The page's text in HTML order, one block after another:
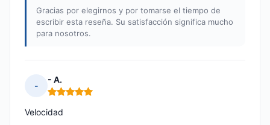
Gracias por elegirnos y por tomarse el tiempo de
escribir esta reseña. Su satisfacción significa mucho
para nosotros.
-
- A.
Nota: 5 de 5
Velocidad